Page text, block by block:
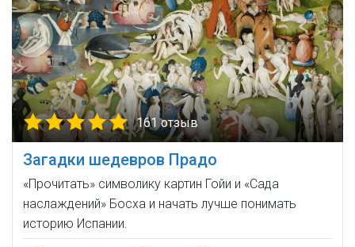
161 отзыв
Загадки шедевров Прадо
«Прочитать» символику картин Гойи и «Сада
наслаждений» Босха и начать лучше понимать
историю Испании.